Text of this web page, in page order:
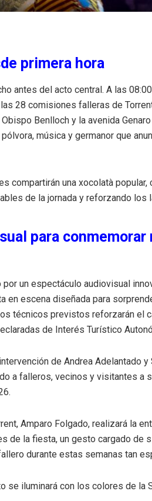
primera hora
antes del acto central. A las
28 comisiones falleras de
Benlloch y la avenida
música y germanor que
compartirán una xocolatà
de la jornada y reforzando
para conmemorar
por un espectáculo audiovisual
en escena diseñada para
técnicos previstos reforzarán el
de Interés Turístico
de Andrea Adelantado
a falleros, vecinos y visitantes a
Amparo Folgado, realizará la
de la fiesta, un gesto cargado de
durante estas semanas tan
se iluminará con los colores de la